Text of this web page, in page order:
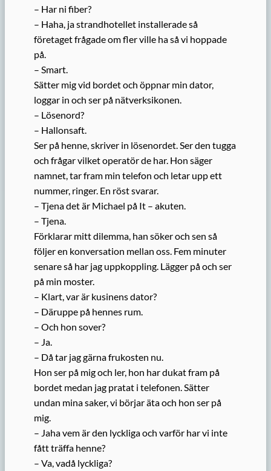
– Har ni fiber?
– Haha, ja strandhotellet installerade så
företaget frågade om fler ville ha så vi hoppade
på.
– Smart.
Sätter mig vid bordet och öppnar min dator,
loggar in och ser på nätverksikonen.
– Lösenord?
– Hallonsaft.
Ser på henne, skriver in lösenordet. Ser den tugga
och frågar vilket operatör de har. Hon säger
namnet, tar fram min telefon och letar upp ett
nummer, ringer. En röst svarar.
– Tjena det är Michael på It – akuten.
– Tjena.
Förklarar mitt dilemma, han söker och sen så
följer en konversation mellan oss. Fem minuter
senare så har jag uppkoppling. Lägger på och ser
på min moster.
– Klart, var är kusinens dator?
– Däruppe på hennes rum.
– Och hon sover?
– Ja.
– Då tar jag gärna frukosten nu.
Hon ser på mig och ler, hon har dukat fram på
bordet medan jag pratat i telefonen. Sätter
undan mina saker, vi börjar äta och hon ser på
mig.
– Jaha vem är den lyckliga och varför har vi inte
fått träffa henne?
– Va, vadå lyckliga?